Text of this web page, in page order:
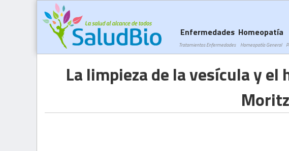
La limpieza de la vesícula y
Moritz
Enfermedades
Tratamientos Enfermedades
Homeopatía
Homeopatía General